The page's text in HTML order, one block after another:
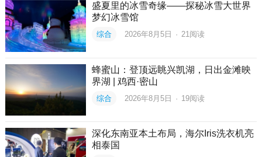
盛夏里的冰雪奇缘——探秘冰雪大世界
梦幻冰雪馆
综合 2026年8月5日 · 21阅读
蜂蜜山：登顶远眺兴凯湖，日出金滩映
界湖 | 鸡西·密山
综合 2026年8月5日 · 19阅读
深化东南亚本土布局，海尔Iris洗衣机亮
相泰国